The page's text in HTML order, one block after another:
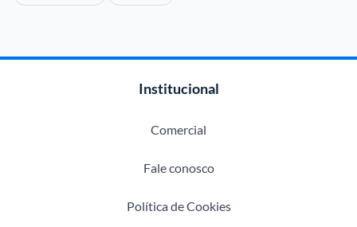
Institucional
Comercial
Fale conosco
Política de Cookies